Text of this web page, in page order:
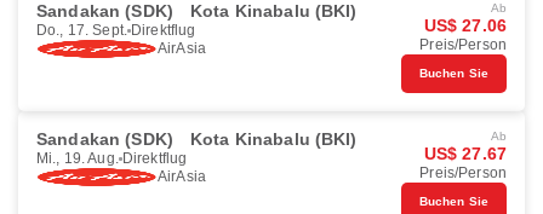
Sandakan (SDK) Kota Kinabalu (BKI)
Do., 17. Sept. Direktflug
AirAsia
Ab
US$ 27.06
Preis/Person
Buchen Sie
Sandakan (SDK) Kota Kinabalu (BKI)
Mi., 19. Aug. Direktflug
AirAsia
Ab
US$ 27.67
Preis/Person
Buchen Sie